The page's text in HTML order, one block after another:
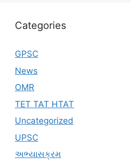
Categories
GPSC
News
OMR
TET TAT HTAT
Uncategorized
UPSC
અભ્યાસક્રમ